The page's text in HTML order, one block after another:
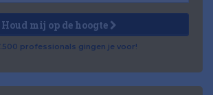
Houd mij op de hoogte
professionals gingen je voor!